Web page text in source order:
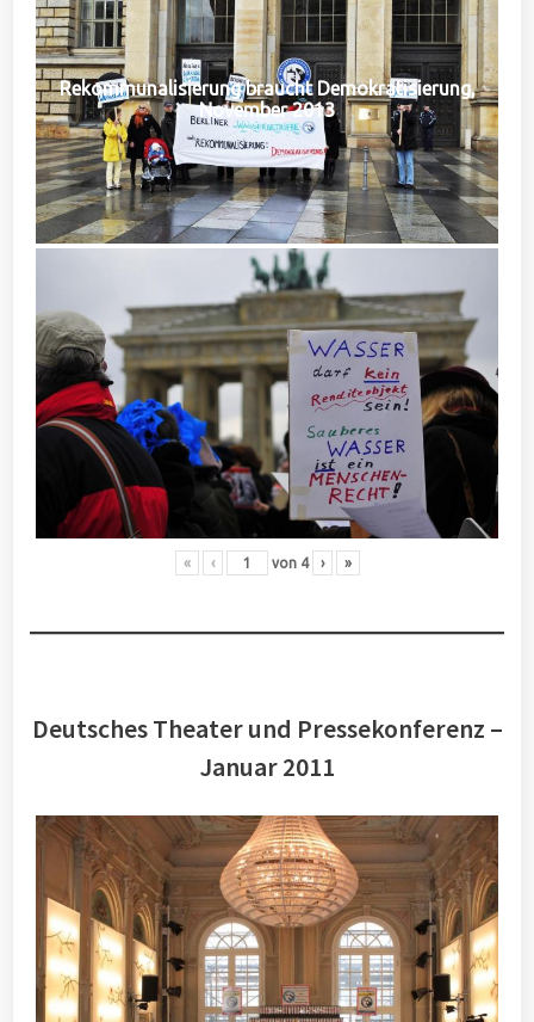
Rekommunalisierung braucht Demokratisierung,
November 2013
« ‹ von 4 › »
Deutsches Theater und Pressekonferenz –
Januar 2011